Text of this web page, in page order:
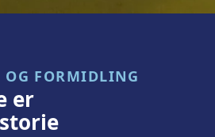
FORMIDLING
er